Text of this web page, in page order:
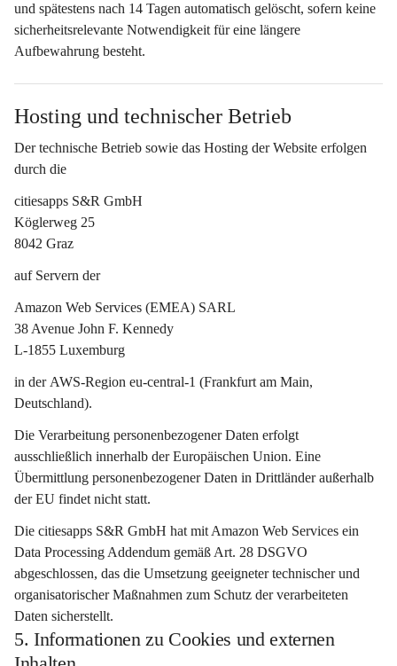
und spätestens nach 14 Tagen automatisch gelöscht, sofern keine
sicherheitsrelevante Notwendigkeit für eine längere
Aufbewahrung besteht.
Hosting und technischer Betrieb
Der technische Betrieb sowie das Hosting der Website erfolgen
durch die
citiesapps S&R GmbH
Köglerweg 25
8042 Graz
auf Servern der
Amazon Web Services (EMEA) SARL
38 Avenue John F. Kennedy
L-1855 Luxemburg
in der AWS-Region eu-central-1 (Frankfurt am Main,
Deutschland).
Die Verarbeitung personenbezogener Daten erfolgt
ausschließlich innerhalb der Europäischen Union. Eine
Übermittlung personenbezogener Daten in Drittländer außerhalb
der EU findet nicht statt.
Die citiesapps S&R GmbH hat mit Amazon Web Services ein
Data Processing Addendum gemäß Art. 28 DSGVO
abgeschlossen, das die Umsetzung geeigneter technischer und
organisatorischer Maßnahmen zum Schutz der verarbeiteten
Daten sicherstellt.
5. Informationen zu Cookies und externen